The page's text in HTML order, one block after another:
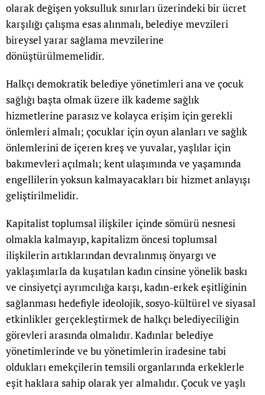
olarak değişen yoksulluk sınırları üzerindeki bir ücret
karşılığı çalışma esas alınmalı, belediye mevzileri
bireysel yarar sağlama mevzilerine
dönüştürülmemelidir.
Halkçı demokratik belediye yönetimleri ana ve çocuk
sağlığı başta olmak üzere ilk kademe sağlık
hizmetlerine parasız ve kolayca erişim için gerekli
önlemleri almalı; çocuklar için oyun alanları ve sağlık
önlemlerini de içeren kreş ve yuvalar, yaşlılar için
bakımevleri açılmalı; kent ulaşımında ve yaşamında
engellilerin yoksun kalmayacakları bir hizmet anlayışı
geliştirilmelidir.
Kapitalist toplumsal ilişkiler içinde sömürü nesnesi
olmakla kalmayıp, kapitalizm öncesi toplumsal
ilişkilerin artıklarından devralınmış önyargı ve
yaklaşımlarla da kuşatılan kadın cinsine yönelik baskı
ve cinsiyetçi ayrımcılığa karşı, kadın-erkek eşitliğinin
sağlanması hedefiyle ideolojik, sosyo-kültürel ve siyasal
etkinlikler gerçekleştirmek de halkçı belediyeciliğin
görevleri arasında olmalıdır. Kadınlar belediye
yönetimlerinde ve bu yönetimlerin iradesine tabi
oldukları emekçilerin temsili organlarında erkeklerle
eşit haklara sahip olarak yer almalıdır. Çocuk ve yaşlı